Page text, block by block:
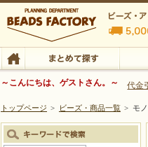
ビーズファクトリー ビーズ・パーツ
ビーズ・
ビーズ・アクセサリーの専門店 ビー
～こんにちは、ゲストさん。～ 代金
トップページ > ビーズ・商品一覧 > モ